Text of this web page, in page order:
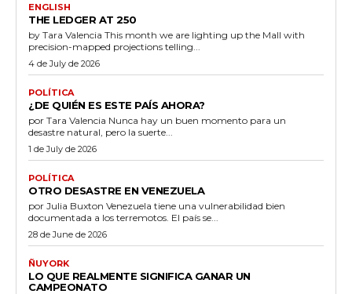
ENGLISH
THE LEDGER AT 250
by Tara Valencia This month we are lighting up the Mall with
precision-mapped projections telling...
4 de July de 2026
POLÍTICA
¿DE QUIÉN ES ESTE PAÍS AHORA?
por Tara Valencia Nunca hay un buen momento para un
desastre natural, pero la suerte...
1 de July de 2026
POLÍTICA
OTRO DESASTRE EN VENEZUELA
por Julia Buxton Venezuela tiene una vulnerabilidad bien
documentada a los terremotos. El país se...
28 de June de 2026
ÑUYORK
LO QUE REALMENTE SIGNIFICA GANAR UN
CAMPEONATO